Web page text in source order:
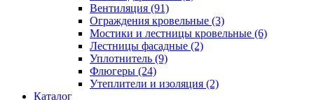
Вентиляция (91)
Ограждения кровельные (3)
Мостики и лестницы кровельные (6)
Лестницы фасадные (2)
Уплотнитель (9)
Флюгеры (24)
Утеплители и изоляция (2)
Каталог